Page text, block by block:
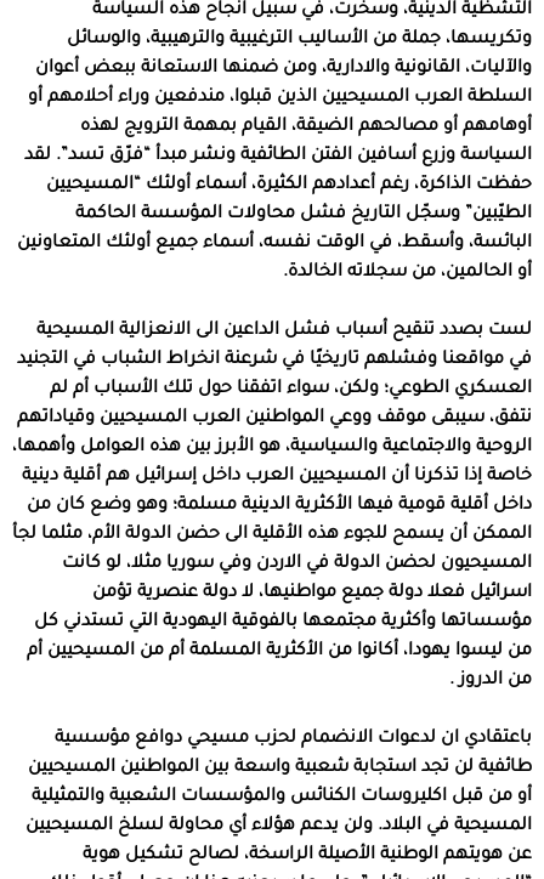
التشظية الدينية، وسخّرت، في سبيل انجاح هذه السياسة
وتكريسها، جملة من الأساليب الترغيبية والترهيبية، والوسائل
والآليات، القانونية والادارية، ومن ضمنها الاستعانة ببعض أعوان
السلطة العرب المسيحيين الذين قبلوا، مندفعين وراء أحلامهم أو
أوهامهم أو مصالحهم الضيقة، القيام بمهمة الترويج لهذه
السياسة وزرع أسافين الفتن الطائفية ونشر مبدأ “فرّق تسد”. لقد
حفظت الذاكرة، رغم أعدادهم الكثيرة، أسماء أولئك “المسيحيين
الطيّبين” وسجّل التاريخ فشل محاولات المؤسسة الحاكمة
البائسة، وأسقط، في الوقت نفسه، أسماء جميع أولئك المتعاونين
أو الحالمين، من سجلاته الخالدة.
لست بصدد تنقيح أسباب فشل الداعين الى الانعزالية المسيحية
في مواقعنا وفشلهم تاريخيًا في شرعنة انخراط الشباب في التجنيد
العسكري الطوعي؛ ولكن، سواء اتفقنا حول تلك الأسباب أم لم
نتفق، سيبقى موقف ووعي المواطنين العرب المسيحيين وقياداتهم
الروحية والاجتماعية والسياسية، هو الأبرز بين هذه العوامل وأهمها،
خاصة إذا تذكرنا أن المسيحيين العرب داخل إسرائيل هم أقلية دينية
داخل أقلية قومية فيها الأكثرية الدينية مسلمة؛ وهو وضع كان من
الممكن أن يسمح للجوء هذه الأقلية الى حضن الدولة الأم، مثلما لجأ
المسيحيون لحضن الدولة في الاردن وفي سوريا مثلا، لو كانت
اسرائيل فعلا دولة جميع مواطنيها، لا دولة عنصرية تؤمن
مؤسساتها وأكثرية مجتمعها بالفوقية اليهودية التي تستدني كل
من ليسوا يهودا، أكانوا من الأكثرية المسلمة أم من المسيحيين أم
من الدروز .
باعتقادي ان لدعوات الانضمام لحزب مسيحي دوافع مؤسسية
طائفية لن تجد استجابة شعبية واسعة بين المواطنين المسيحيين
أو من قبل اكليروسات الكنائس والمؤسسات الشعبية والتمثيلية
المسيحية في البلاد. ولن يدعم هؤلاء أي محاولة لسلخ المسيحيين
عن هويتهم الوطنية الأصيلة الراسخة، لصالح تشكيل هوية